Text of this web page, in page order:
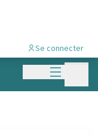
Menu
Se connecter